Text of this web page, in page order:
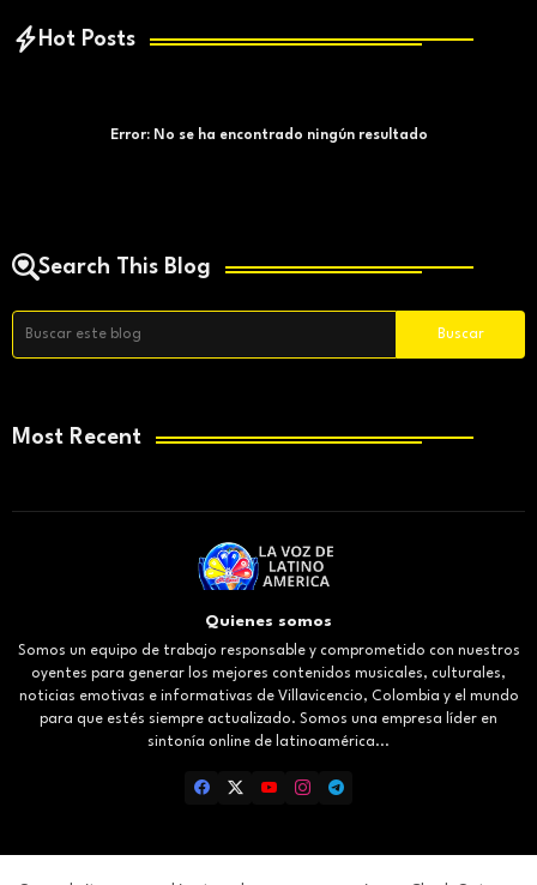
Hot Posts
Error:No se ha encontrado ningún resultado
Search This Blog
Most Recent
Quienes somos
Somos un equipo de trabajo responsable y comprometido con nuestros
oyentes para generar los mejores contenidos musicales, culturales,
noticias emotivas e informativas de Villavicencio, Colombia y el mundo
para que estés siempre actualizado. Somos una empresa líder en
sintonía online de latinoamérica...